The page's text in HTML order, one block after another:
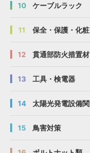
10 ケーブルラック
11 保全・保護・化
12 貫通部防火措置材
13 工具・検電器
14 太陽光発電設備
15 鳥害対策